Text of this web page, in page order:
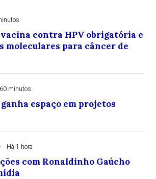
contra HPV obrigatória e
moleculares para câncer de
minutos
espaço em projetos
Há 1 hora
com Ronaldinho Gaúcho